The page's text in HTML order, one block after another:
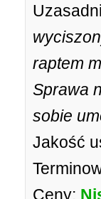
raptem
Sprawa
sobie
Jakość
Ceny: